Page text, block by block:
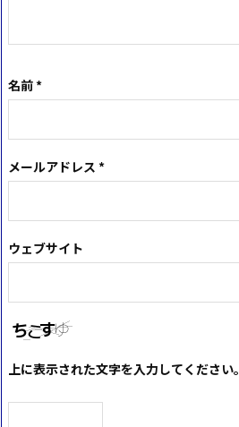
名前*
メールアドレス *
ウェブサイト
上に表示された文字を入力してください。